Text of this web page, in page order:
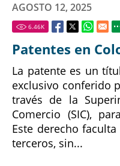
AGOSTO 12, 2025
6.46K
Patentes en
La patente es un
exclusivo conferido
través de la
Comercio (SIC),
Este derecho
terceros, sin...